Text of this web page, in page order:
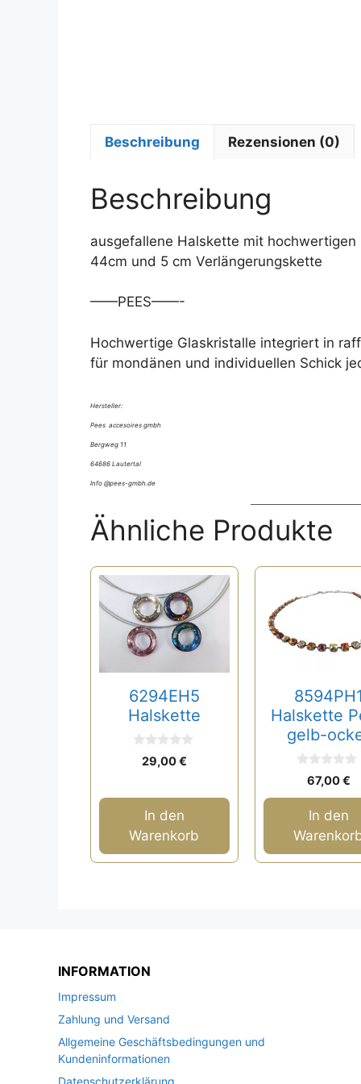
Beschreibung Rezensionen (0)
Beschreibung
ausgefallene Halskette mit
44cm und 5 cm Verlängerungskette
——PEES——-
Hochwertige Glaskristalle integriert in
für mondänen und individuellen Schick
Hersteller:
Pees accesoires gmbh
Bergweg 11
64686 Lautertal
Info @pees-gmbh.de
Ähnliche Produkte
6294EH5
Halskette
5
29,00€
In den
Warenkorb
Halskette
gelb-
o
67,00€
In den
INFORMATION
Impressum
Zahlung und Versand
Allgemeine Geschäftsbedingungen und
Kundeninformationen
Datenschutzerklärung